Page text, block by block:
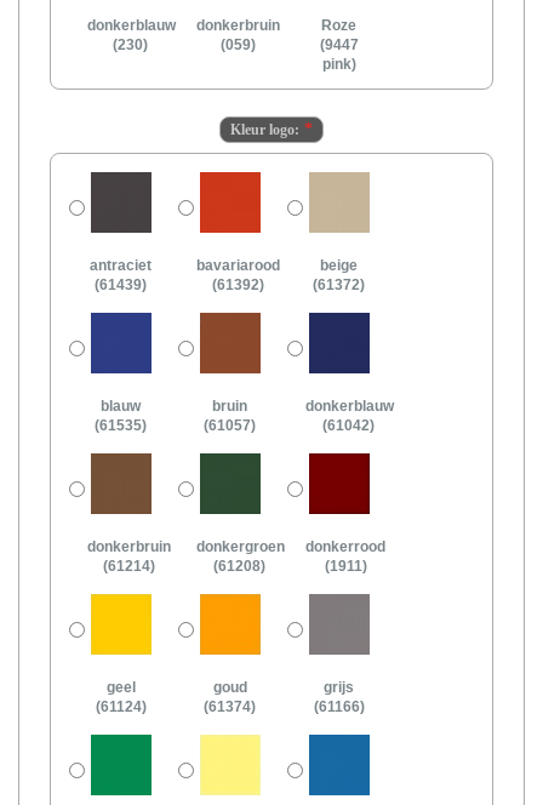
donkerblauw
(230)
donkerbruin
(059)
Roze
(9447
pink)
Kleur logo:
antraciet
(61439)
bavariarood
(61392)
beige
(61372)
blauw
(61535)
bruin
(61057)
donkerblauw
(61042)
donkerbruin
(61214)
donkergroen
(61208)
donkerrood
(1911)
geel
(61124)
goud
(61374)
grijs
(61166)